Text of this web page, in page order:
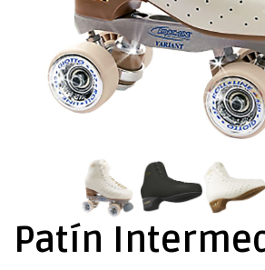
Patín